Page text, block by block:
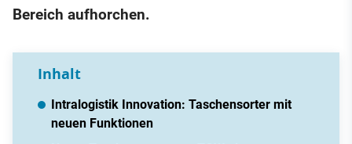
Bereich aufhorchen.
Inhalt
Intralogistik Innovation: Taschensorter mit
neuen Funktionen